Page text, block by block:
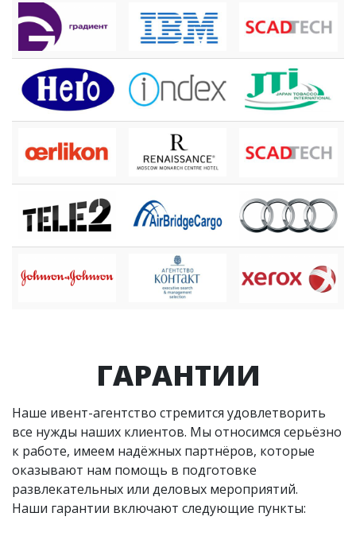
ГАРАНТИИ
Наше ивент-агентство стремится удовлетворить
все нужды наших клиентов. Мы относимся серьёзно
к работе, имеем надёжных партнёров, которые
оказывают нам помощь в подготовке
развлекательных или деловых мероприятий.
Наши гарантии включают следующие пункты: